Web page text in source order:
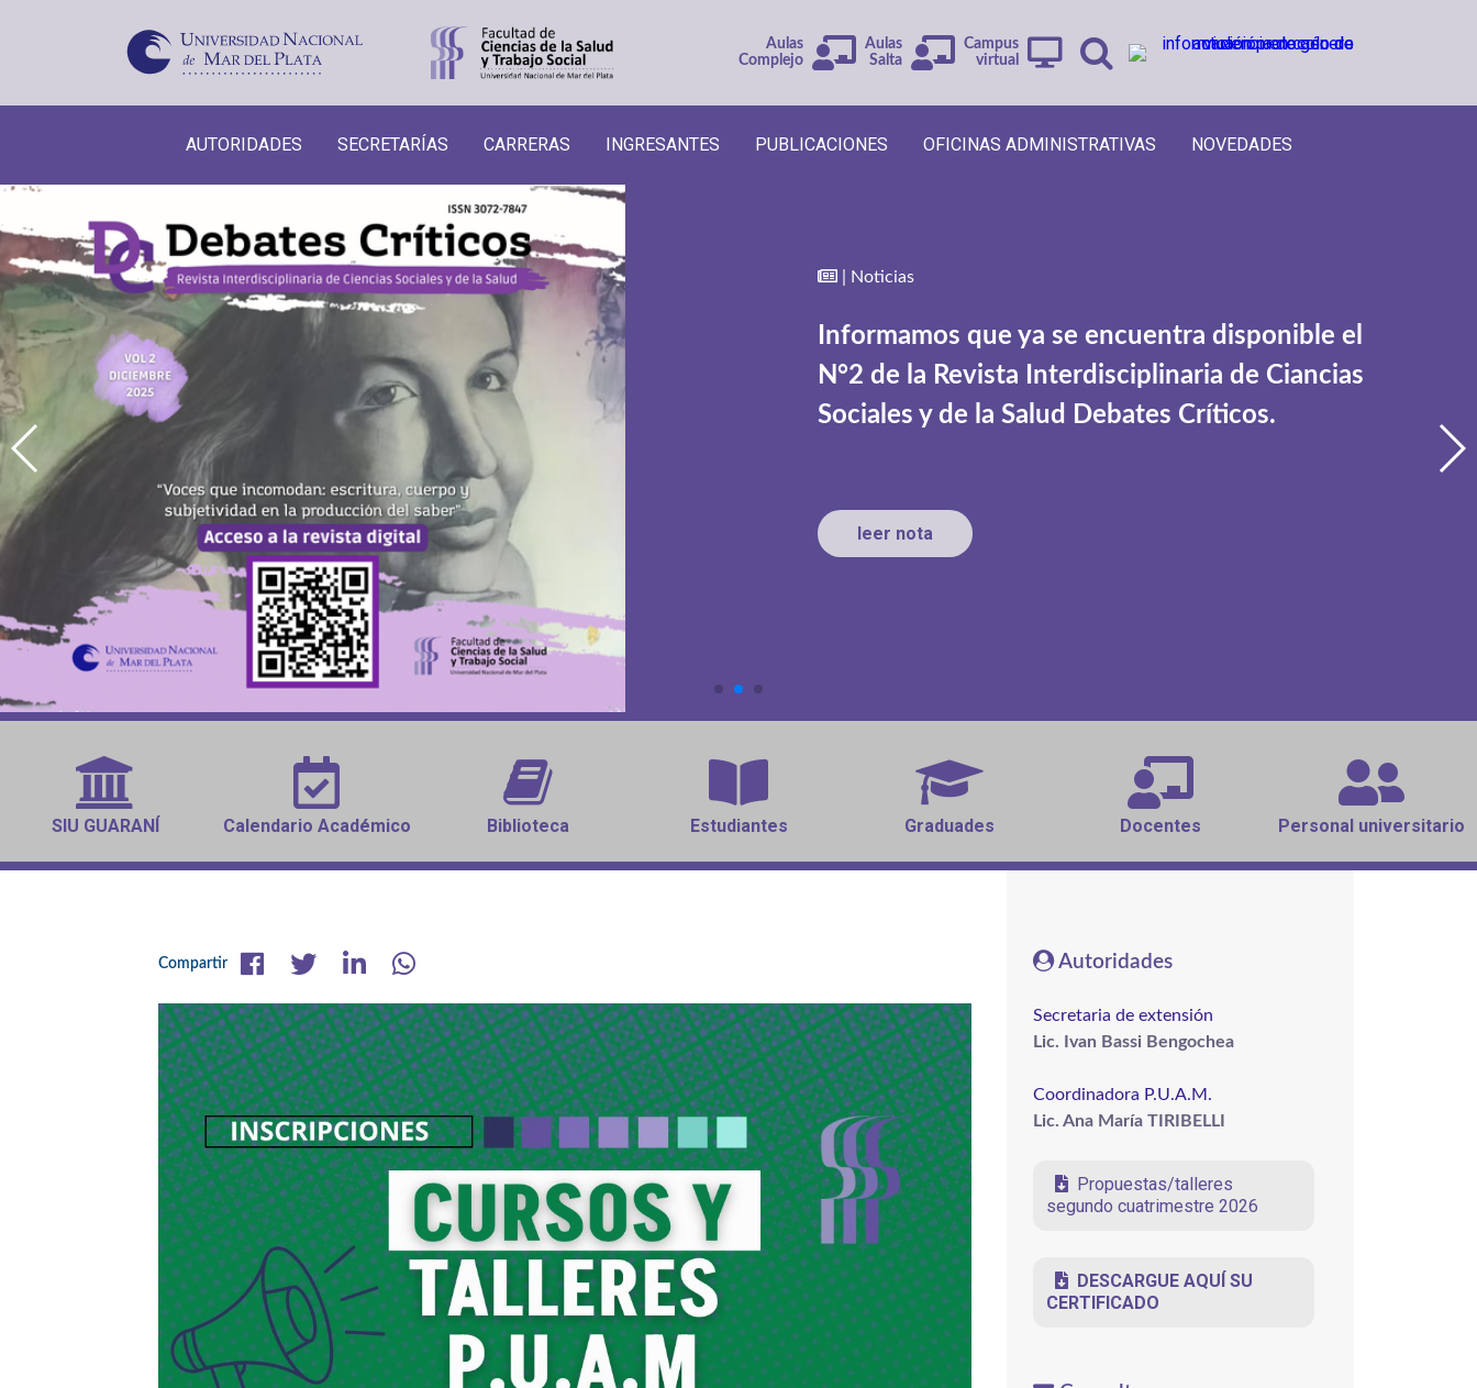
Aulas
Complejo
Aulas
Salta
Campus
virtual
AUTORIDADES SECRETARÍAS CARRERAS INGRESANTES PUBLICACIONES OFICINAS ADMINISTRATIVAS NOVEDADES
| Noticias
Informamos que ya se encuentra disponible el
N°2 de la Revista Interdisciplinaria de Ciancias
Sociales y de la Salud Debates Críticos.
leer nota
SIU GUARANÍ Calendario Académico Biblioteca Estudiantes Graduades Docentes Personal universitario
Compartir Compartir en Facebook
Compartir en TwitterCompartir en LinkedinCompartir en Whatsapp Autoridades
Secretaria de extensión
Lic. Ivan Bassi Bengochea
Coordinadora P.U.A.M.
Lic. Ana María TIRIBELLI
Propuestas/talleres
segundo cuatrimestre 2026
DESCARGUE AQUÍ SU
CERTIFICADO